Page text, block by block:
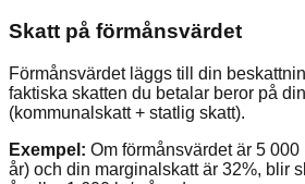
Skatt på förmånsvärdet
Förmånsvärdet läggs till din
faktiska skatten du betalar beror på
(kommunalskatt + statlig skatt).
Exempel: Om förmånsvärdet är 5
år) och din marginalskatt är 32%, blir